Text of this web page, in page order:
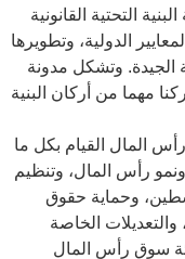
التحتية القانونية
الدولية، وتطويرها
الجيدة. وتشكل مدونة
مهما من أركان البنية
المال القيام بكل ما
ونمو رأس المال، وتنظيم
وحماية حقوق
الخاصة
سوق رأس المال